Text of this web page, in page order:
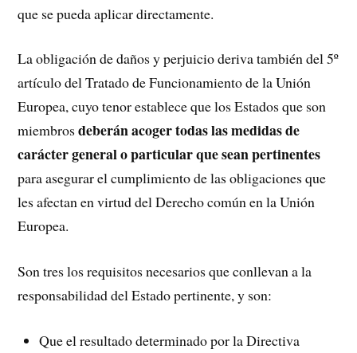
que se pueda aplicar directamente.
La obligación de daños y perjuicio deriva también del 5º
artículo del Tratado de Funcionamiento de la Unión
Europea, cuyo tenor establece que los Estados que son
miembrosdeberán acoger todas las medidas de
carácter general o particular que sean pertinentes
para asegurar el cumplimiento de las obligaciones que
les afectan en virtud del Derecho común en la Unión
Europea.
Son tres los requisitos necesarios que conllevan a la
responsabilidad del Estado pertinente, y son:
Que el resultado determinado por la Directiva